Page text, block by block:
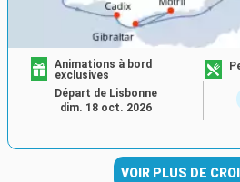
Animations à bord
exclusives
Départ de Lisbonne
dim. 18 oct. 2026
VOIR PLUS DE